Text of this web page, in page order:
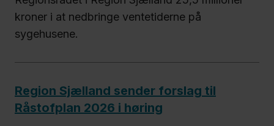
kroner i at nedbringe ventetiderne på
sygehusene.
Region Sjælland sender forslag til
Råstofplan 2026 i høring